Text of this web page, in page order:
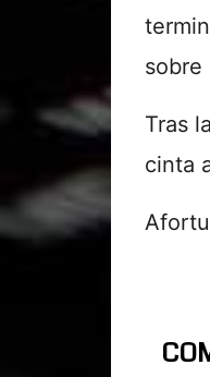
sobre
Tras
cinta